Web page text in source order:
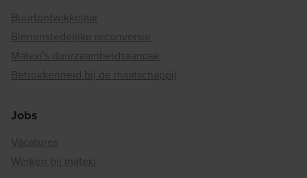
Buurtontwikkelaar
Binnenstedelijke reconversie
Matexi's duurzaamheidsaanpak
Betrokkenheid bij de maatschappij
Jobs
Vacatures
Werken bij matexi